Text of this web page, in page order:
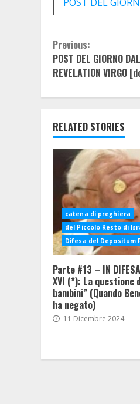
Continue
Reading
Previous:
POST DEL GIORNO
REVELATION
RELATED STORIES
catena di preghiera
del Piccolo Resto di
Difesa del Depositum
Parte #13 – IN
XVI (*): La questione
bambini” (Quando
ha negato)
11 Dicembre 2024